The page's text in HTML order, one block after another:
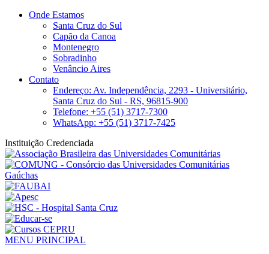
Onde Estamos
Santa Cruz do Sul
Capão da Canoa
Montenegro
Sobradinho
Venâncio Aires
Contato
Endereço: Av. Independência, 2293 - Universitário,
Santa Cruz do Sul - RS, 96815-900
Telefone: +55 (51) 3717-7300
WhatsApp: +55 (51) 3717-7425
Instituição Credenciada
MENU PRINCIPAL